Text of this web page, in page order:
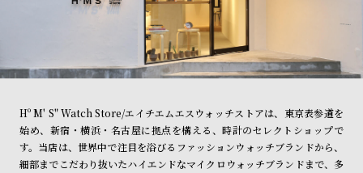
Hº M' S" Watch Store/エイチエムエスウォッチストアは、東京表参道を
始め、新宿・横浜・名古屋に拠点を構える、時計のセレクトショップで
す。当店は、世界中で注目を浴びるファッションウォッチブランドから、
細部までこだわり抜いたハイエンドなマイクロウォッチブランドまで、多